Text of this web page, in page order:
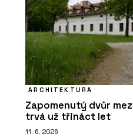
ARCHITEKTURA
Zapomenutý dvůr
trvá už třináct let
11. 6. 2026